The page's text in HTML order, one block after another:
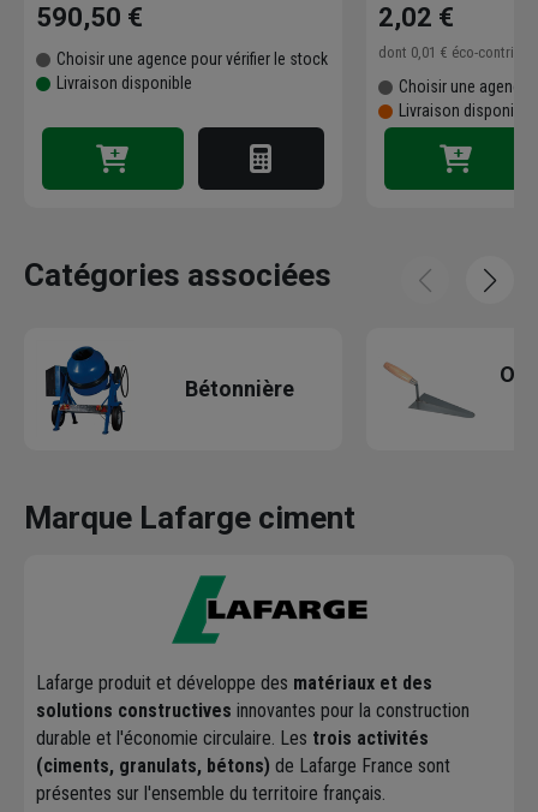
590,50 €
Choisir une agence pour vérifier le stock
Livraison disponible
2,02 €
dont 0,01 € éco-
Choisir une agence
Livraison
Catégories associées
Bétonnière
Marque Lafarge ciment
Lafarge produit et développe des matériaux et des
solutions constructives innovantes pour la construction
durable et l'économie circulaire. Les trois activités
(ciments, granulats, bétons) de Lafarge France sont
présentes sur l'ensemble du territoire français.